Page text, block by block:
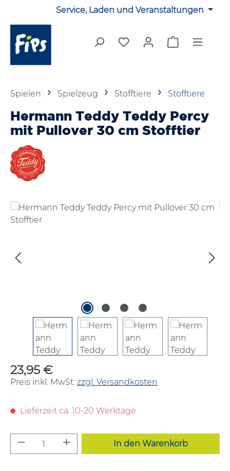
Zum Hauptinhalt springenService, Laden und Veranstaltungen
Du hast 0 Produkte auf
Warenkorb
Spielen Spielzeug Stofftiere Stofftiere
Hermann Teddy Teddy Percy
mit Pullover 30 cm Stofftier
Bildergalerie überspringen
Regulärer Preis:
23,95 €
Preis inkl. MwSt. zzgl. Versandkosten
Lieferzeit ca. 10-20 Werktage
Produkt Anzahl: Gib den
In den Warenkorb